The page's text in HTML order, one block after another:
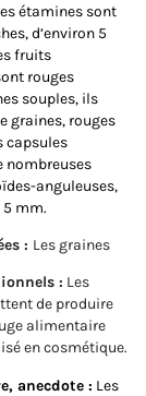
étamines sont
d’environ 5
fruits
rouges
souples, ils
graines, rouges
capsules
nombreuses
anguleuses,
5 mm.
: Les graines
: Les
de produire
alimentaire
en cosmétique.
anecdote : Les